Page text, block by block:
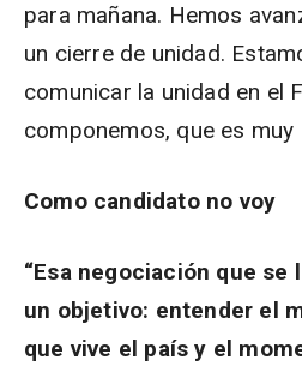
para mañana. Hemos
un cierre de unidad.
comunicar la unidad en el
componemos, que es muy
Como candidato no voy
“Esa negociación que se
un objetivo: entender el
que vive el país y el